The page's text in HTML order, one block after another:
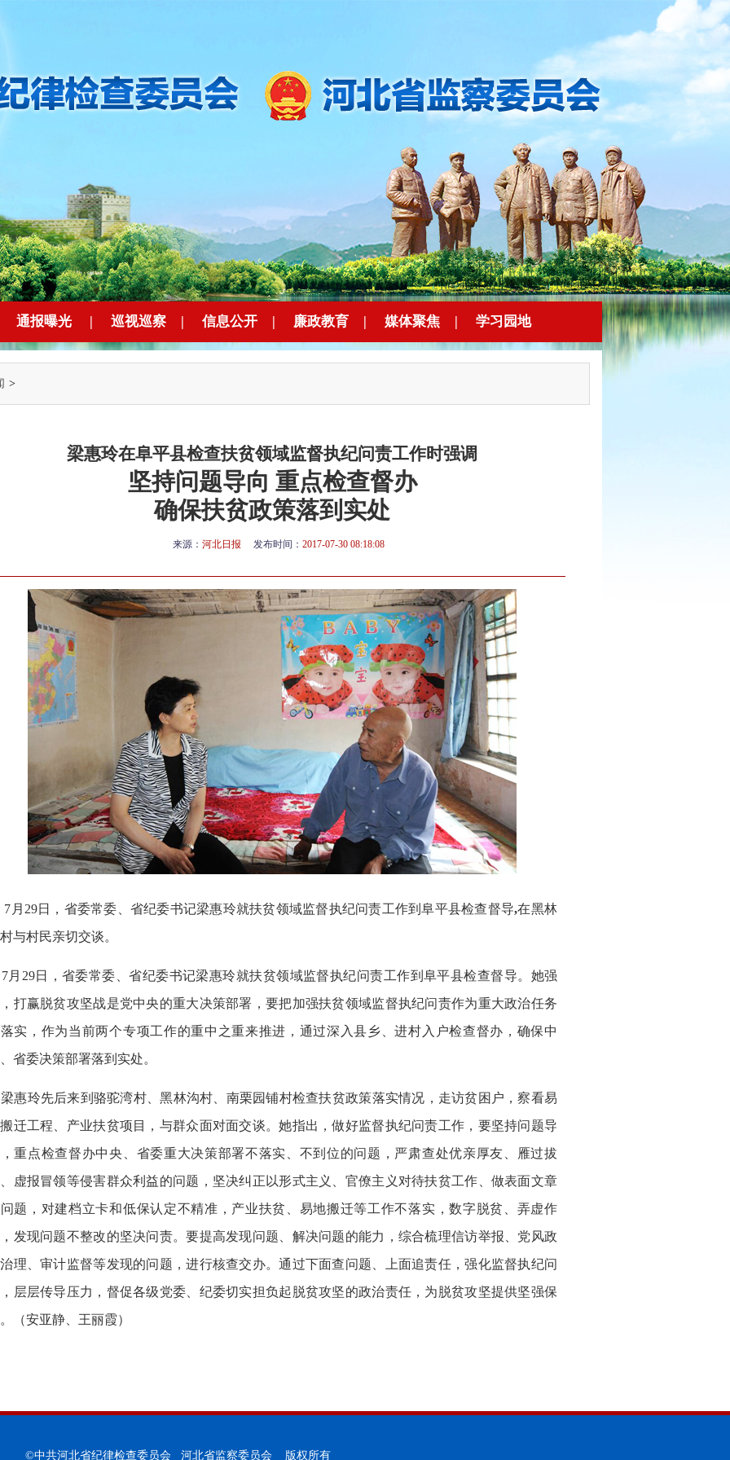
通报曝光 | 巡视巡察 | 信息公开 | 廉政教育 | 媒体聚焦 | 学习园地
>
梁惠玲在阜平县检查扶贫领域监督执纪问责工作时强调
坚持问题导向 重点检查督办
确保扶贫政策落到实处
来源： 河北日报 发布时间： 2017-07-30 08:18:08
29日，省委常委、省纪委书记梁惠玲就扶贫领域监督执纪问责工作到阜平县检查督导,在黑林
与村民亲切交谈。
29日，省委常委、省纪委书记梁惠玲就扶贫领域监督执纪问责工作到阜平县检查督导。她强
打赢脱贫攻坚战是党中央的重大决策部署，要把加强扶贫领域监督执纪问责作为重大政治任务
实，作为当前两个专项工作的重中之重来推进，通过深入县乡、进村入户检查督办，确保中
省委决策部署落到实处。
玲先后来到骆驼湾村、黑林沟村、南栗园铺村检查扶贫政策落实情况，走访贫困户，察看易
迁工程、产业扶贫项目，与群众面对面交谈。她指出，做好监督执纪问责工作，要坚持问题导
重点检查督办中央、省委重大决策部署不落实、不到位的问题，严肃查处优亲厚友、雁过拔
虚报冒领等侵害群众利益的问题，坚决纠正以形式主义、官僚主义对待扶贫工作、做表面文章
题，对建档立卡和低保认定不精准，产业扶贫、易地搬迁等工作不落实，数字脱贫、弄虚作
发现问题不整改的坚决问责。要提高发现问题、解决问题的能力，综合梳理信访举报、党风政
理、审计监督等发现的问题，进行核查交办。通过下面查问题、上面追责任，强化监督执纪问
层层传导压力，督促各级党委、纪委切实担负起脱贫攻坚的政治责任，为脱贫攻坚提供坚强保
（安亚静、王丽霞）
©中共河北省纪律检查委员会 河北省监察委员会 版权所有